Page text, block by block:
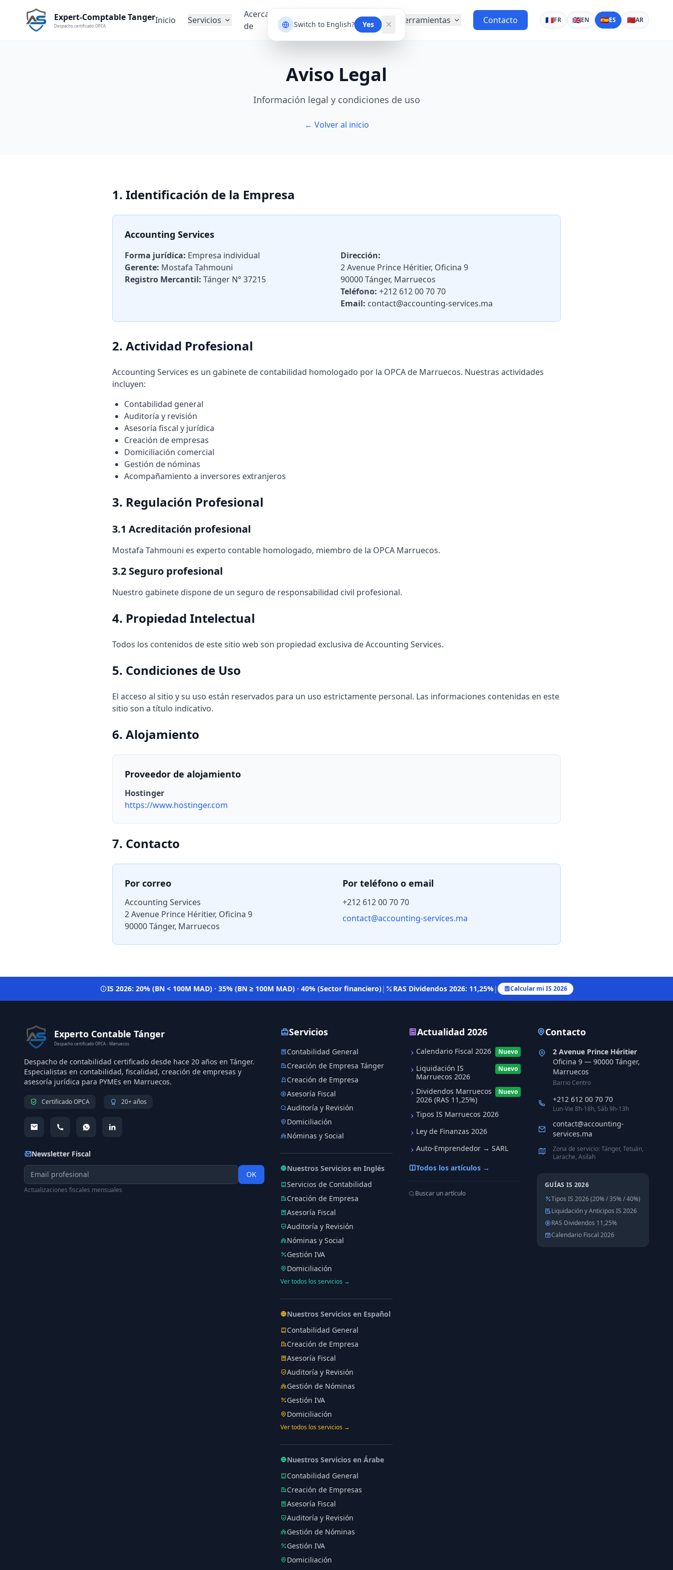
Switch to English? Yes
Expert-Comptable Tanger
Despacho certificado OPCA
Inicio Servicios
Acerca
de
Blog
Experto
Zonas
Francas
Herramientas Contacto 🇫🇷FR 🇬🇧EN 🇪🇸ES 🇲🇦AR
Aviso Legal
Información legal y condiciones de uso
← Volver al inicio
1. Identificación de la Empresa
Accounting Services
Forma jurídica: Empresa individual
Gerente: Mostafa Tahmouni
Registro Mercantil: Tánger N° 37215
Dirección:
2 Avenue Prince Héritier, Oficina 9
90000 Tánger, Marruecos
Teléfono: +212 612 00 70 70
Email: contact@accounting-services.ma
2. Actividad Profesional
Accounting Services es un gabinete de contabilidad homologado por la OPCA de Marruecos. Nuestras actividades
incluyen:
Contabilidad general
Auditoría y revisión
Asesoría fiscal y jurídica
Creación de empresas
Domiciliación comercial
Gestión de nóminas
Acompañamiento a inversores extranjeros
3. Regulación Profesional
3.1 Acreditación profesional
Mostafa Tahmouni es experto contable homologado, miembro de la OPCA Marruecos.
3.2 Seguro profesional
Nuestro gabinete dispone de un seguro de responsabilidad civil profesional.
4. Propiedad Intelectual
Todos los contenidos de este sitio web son propiedad exclusiva de Accounting Services.
5. Condiciones de Uso
El acceso al sitio y su uso están reservados para un uso estrictamente personal. Las informaciones contenidas en este
sitio son a título indicativo.
6. Alojamiento
Proveedor de alojamiento
Hostinger
https://www.hostinger.com
7. Contacto
Por correo
Accounting Services
2 Avenue Prince Héritier, Oficina 9
90000 Tánger, Marruecos
Por teléfono o email
+212 612 00 70 70
contact@accounting-services.ma
IS 2026: 20% (BN < 100M MAD) · 35% (BN ≥ 100M MAD) · 40% (Sector financiero)| RAS Dividendos 2026: 11,25%| Calcular mi IS 2026
Experto Contable Tánger
Despacho certificado OPCA - Marruecos
Despacho de contabilidad certificado desde hace 20 años en Tánger.
Especialistas en contabilidad, fiscalidad, creación de empresas y
asesoría jurídica para PYMEs en Marruecos.
Certificado OPCA 20+ años
Newsletter Fiscal
OK
Actualizaciones fiscales mensuales
Servicios
Contabilidad General
Creación de Empresa Tánger
Creación de Empresa
Asesoría Fiscal
Auditoría y Revisión
Domiciliación
Nóminas y Social
Nuestros Servicios en Inglés
Servicios de Contabilidad
Creación de Empresa
Asesoría Fiscal
Auditoría y Revisión
Nóminas y Social
Gestión IVA
Domiciliación
Ver todos los servicios →
Nuestros Servicios en Español
Contabilidad General
Creación de Empresa
Asesoría Fiscal
Auditoría y Revisión
Gestión de Nóminas
Gestión IVA
Domiciliación
Ver todos los servicios →
Nuestros Servicios en Árabe
Contabilidad General
Creación de Empresas
Asesoría Fiscal
Auditoría y Revisión
Gestión de Nóminas
Gestión IVA
Domiciliación
Actualidad 2026
Calendario Fiscal 2026 Nuevo
Liquidación IS
Marruecos 2026
Nuevo
Dividendos Marruecos
2026 (RAS 11,25%)
Nuevo
Tipos IS Marruecos 2026
Ley de Finanzas 2026
Auto-Emprendedor → SARL
Todos los artículos →
Buscar un artículo
Contacto
2 Avenue Prince Héritier
Oficina 9 — 90000 Tánger,
Marruecos
Barrio Centro
+212 612 00 70 70
Lun-Vie 8h-18h, Sáb 9h-13h
contact@accounting-
services.ma
Zona de servicio: Tánger, Tetuán,
Larache, Asilah
GUÍAS IS 2026
Tipos IS 2026 (20% / 35% / 40%)
Liquidación y Anticipos IS 2026
RAS Dividendos 11,25%
Calendario Fiscal 2026